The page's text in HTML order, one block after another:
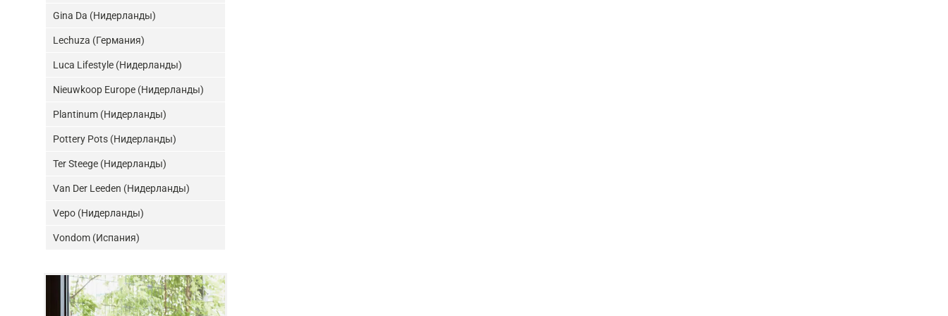
Gina Da (Нидерланды)
Lechuza (Германия)
Luca Lifestyle (Нидерланды)
Nieuwkoop Europe (Нидерланды)
Plantinum (Нидерланды)
Pottery Pots (Нидерланды)
Ter Steege (Нидерланды)
Van Der Leeden (Нидерланды)
Vepo (Нидерланды)
Vondom (Испания)